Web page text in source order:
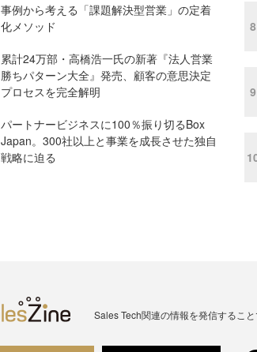
事例から考える「課題解決型営業」の定着
化メソッド
累計24万部・高橋浩一氏の新著『法人営業
勝ちパターン大全』発売、顧客の意思決定
プロセスを完全解明
パートナービジネスに100％振り切るBox
Japan。300社以上と事業を成長させた独自
戦略に迫る
8
9
Sales Tech関連の情報を発信するこ